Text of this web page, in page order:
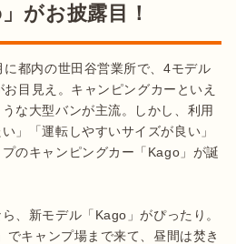
がお披露目！
に都内の世田谷営業所で、4モデル
目見え。キャンピングカーといえ
な大型バンが主流。しかし、利用
」「運転しやすいサイズが良い」
のキャンピングカー「Kago」が誕
、新モデル「Kago」がぴったり。
でキャンプ場まで来て、昼間は焚き